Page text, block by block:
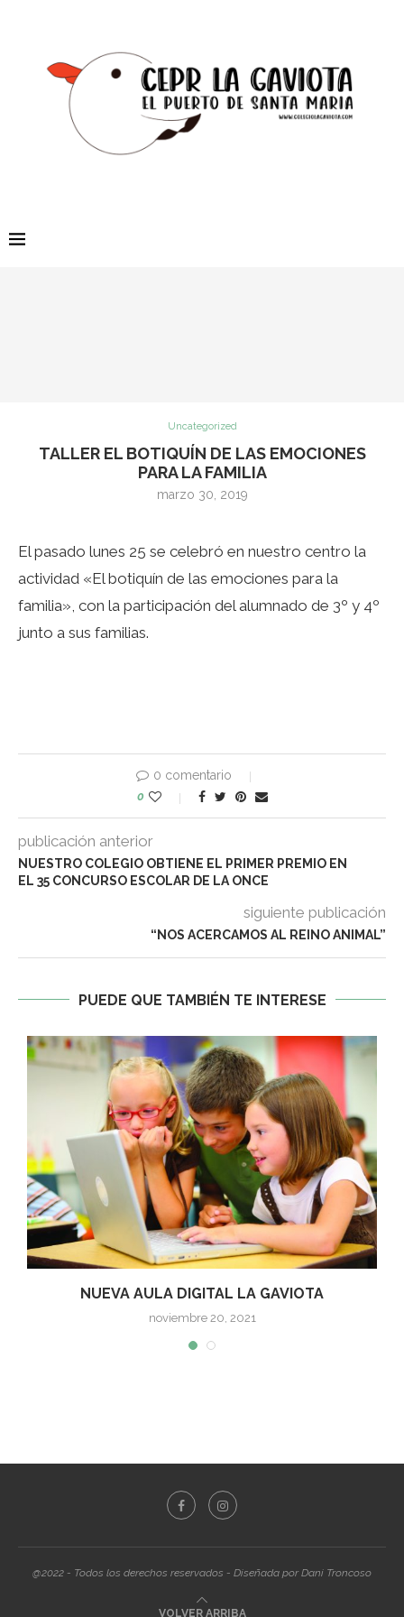
Uncategorized
TALLER EL BOTIQUÍN DE LAS EMOCIONES
PARA LA FAMILIA
marzo 30, 2019
El pasado lunes 25 se celebró en nuestro centro la
actividad «El botiquín de las emociones para la
familia», con la participación del alumnado de 3º y 4º
junto a sus familias.
0 comentario
0
publicación anterior
NUESTRO COLEGIO OBTIENE EL PRIMER PREMIO EN
EL 35 CONCURSO ESCOLAR DE LA ONCE
siguiente publicación
“NOS ACERCAMOS AL REINO ANIMAL”
PUEDE QUE TAMBIÉN TE INTERESE
NUEVA AULA DIGITAL LA GAVIOTA
noviembre 20, 2021
@2022 - Todos los derechos reservados - Diseñada por Dani Troncoso
VOLVER ARRIBA